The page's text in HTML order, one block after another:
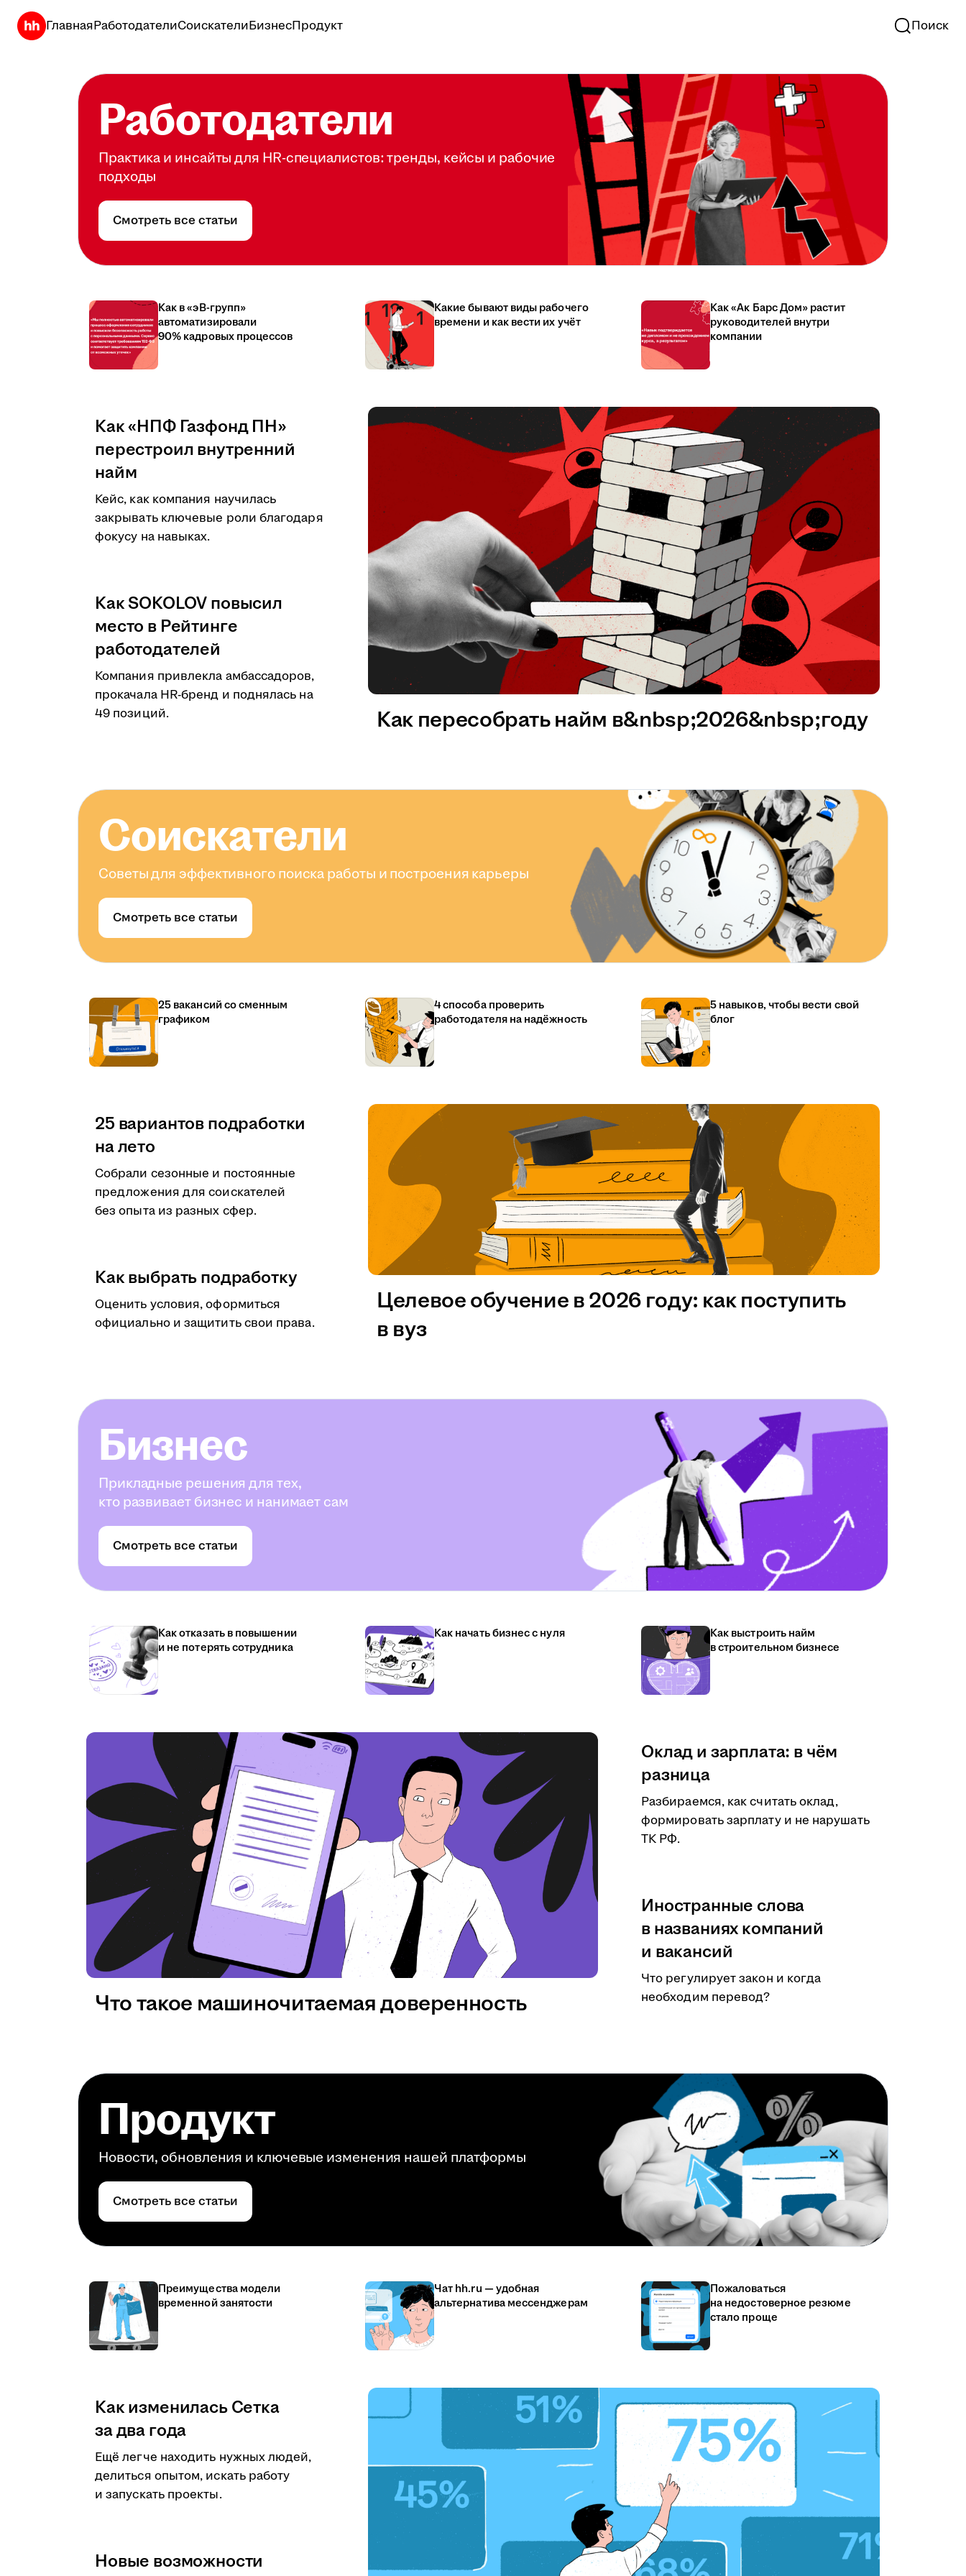
ГлавнаяРаботодателиСоискателиБизнесПродукт Поиск
Работодатели
Практика и инсайты для HR-специалистов: тренды, кейсы и рабочие
подходы
Смотреть все статьи
Как в «эВ-групп»
автоматизировали
90% кадровых процессов
Какие бывают виды рабочего
времени и как вести их учёт
Как «Ак Барс Дом» растит
руководителей внутри
компании
Как «НПФ Газфонд ПН»
перестроил внутренний
найм
Кейс, как компания научилась
закрывать ключевые роли благодаря
фокусу на навыках.
Как SOKOLOV повысил
место в Рейтинге
работодателей
Компания привлекла амбассадоров,
прокачала HR-бренд и поднялась на
49 позиций.
Как пересобрать найм в&nbsp;2026&nbsp;году
Соискатели
Советы для эффективного поиска работы и построения карьеры
Смотреть все статьи
25 вакансий со сменным
графиком
4 способа проверить
работодателя на надёжность
5 навыков, чтобы вести свой
блог
25 вариантов подработки
на лето
Собрали сезонные и постоянные
предложения для соискателей
без опыта из разных сфер.
Как выбрать подработку
Оценить условия, оформиться
официально и защитить свои права.
Целевое обучение в 2026 году: как поступить
в вуз
Бизнес
Прикладные решения для тех,
кто развивает бизнес и нанимает сам
Смотреть все статьи
Как отказать в повышении
и не потерять сотрудника
Как начать бизнес с нуля
Как выстроить найм
в строительном бизнесе
Оклад и зарплата: в чём
разница
Разбираемся, как считать оклад,
формировать зарплату и не нарушать
ТК РФ.
Иностранные слова
в названиях компаний
и вакансий
Что регулирует закон и когда
необходим перевод?
Что такое машиночитаемая доверенность
Продукт
Новости, обновления и ключевые изменения нашей платформы
Смотреть все статьи
Преимущества модели
временной занятости
Чат hh.ru — удобная
альтернатива мессенджерам
Пожаловаться
на недостоверное резюме
стало проще
Как изменилась Сетка
за два года
Ещё легче находить нужных людей,
делиться опытом, искать работу
и запускать проекты.
Новые возможности